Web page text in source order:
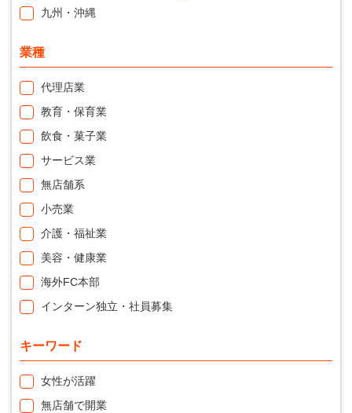
九州・沖縄
業種
代理店業
教育・保育業
飲食・菓子業
サービス業
無店舗系
小売業
介護・福祉業
美容・健康業
海外FC本部
インターン独立・社員募集
キーワード
女性が活躍
無店舗で開業